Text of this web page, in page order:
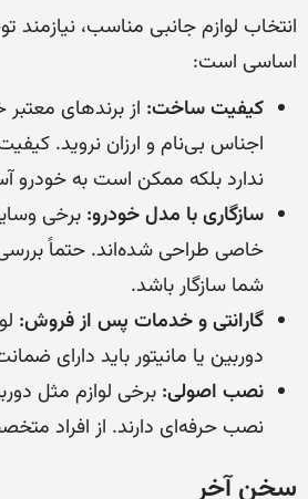
انتخاب لوازم جانبی مناسب، نیازمند
اساسی است:
کیفیت ساخت: از برندهای
اجناس بی‌نام و ارزان نروید.
ندارد بلکه ممکن است به خودرو
سازگاری با مدل خودرو: برخی
خاصی طراحی شده‌اند. حتماً
شما سازگار باشد.
گارانتی و خدمات پس از فروش:
دوربین یا مانیتور باید دارای
نصب اصولی: برخی لوازم مثل
نصب حرفه‌ای دارند. از افراد
سخن آخر